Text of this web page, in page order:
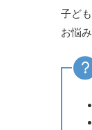
子ど
お悩